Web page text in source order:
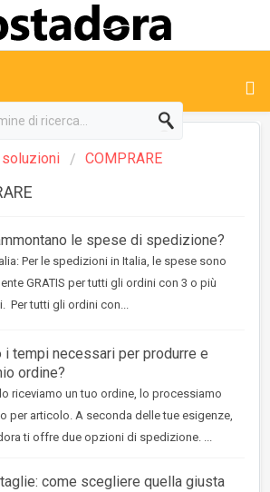
COMPRARE
le spese di spedizione?
Per le spedizioni in Italia, le spese sono
GRATIS per tutti gli ordini con 3 o più
Per tutti gli ordini con...
i tempi necessari per produrre e
ordine?
riceviamo un tuo ordine, lo processiamo
per articolo. A seconda delle tue esigenze,
ti offre due opzioni di spedizione. ...
come scegliere quella giusta